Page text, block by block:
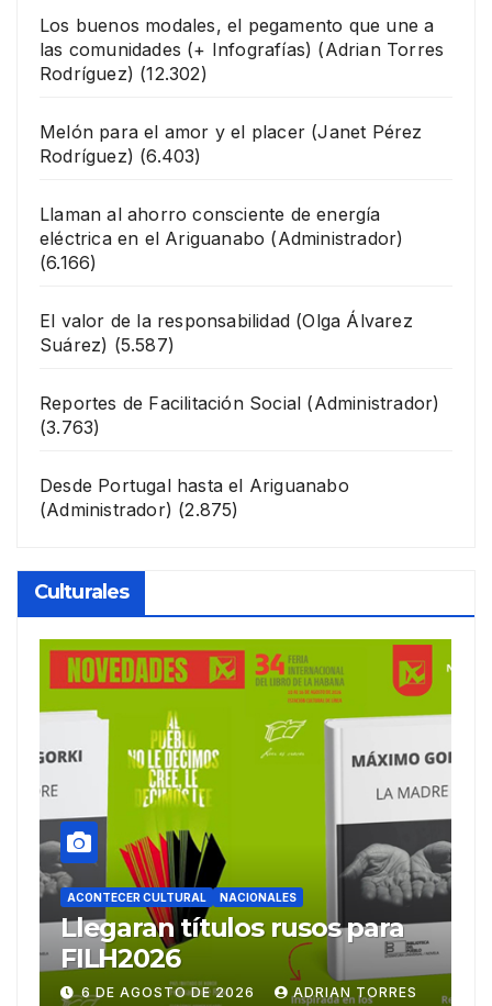
Los buenos modales, el pegamento que une a
las comunidades (+ Infografías) (Adrian Torres
Rodríguez) (12.302)
Melón para el amor y el placer (Janet Pérez
Rodríguez) (6.403)
Llaman al ahorro consciente de energía
eléctrica en el Ariguanabo (Administrador)
(6.166)
El valor de la responsabilidad (Olga Álvarez
Suárez) (5.587)
Reportes de Facilitación Social (Administrador)
(3.763)
Desde Portugal hasta el Ariguanabo
(Administrador) (2.875)
Culturales
ACONTECER CULTURAL
Ballet Laura Alonso
emprende gira
centroamericana
28 DE JULIO DE 2026 ADRIAN TORRES